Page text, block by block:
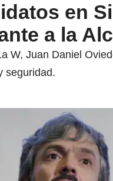
en
a la
W, Juan Daniel
seguridad.